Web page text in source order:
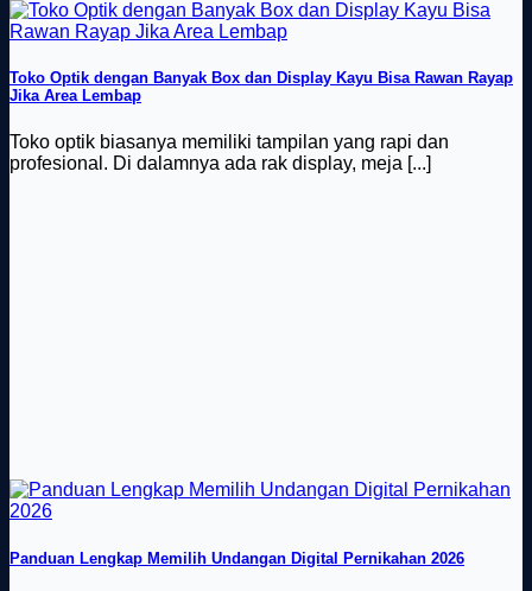
Toko Optik dengan Banyak Box dan Display Kayu Bisa Rawan Rayap
Jika Area Lembap
Toko optik biasanya memiliki tampilan yang rapi dan
profesional. Di dalamnya ada rak display, meja [...]
Panduan Lengkap Memilih Undangan Digital Pernikahan 2026